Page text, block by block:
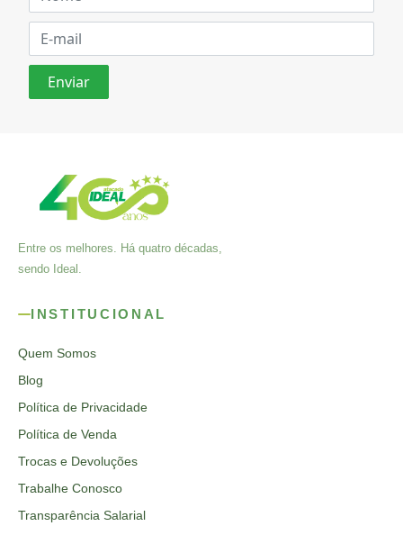
Entre os melhores. Há quatro décadas,
sendo Ideal.
INSTITUCIONAL
Quem Somos
Blog
Política de Privacidade
Política de Venda
Trocas e Devoluções
Trabalhe Conosco
Transparência Salarial